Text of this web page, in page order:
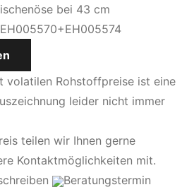
bei 43 cm
EH005570+EH005574
volatilen Rohstoffpreise ist eine
leider nicht immer
teilen wir Ihnen gerne
Kontaktmöglichkeiten mit.
Beratungstermin